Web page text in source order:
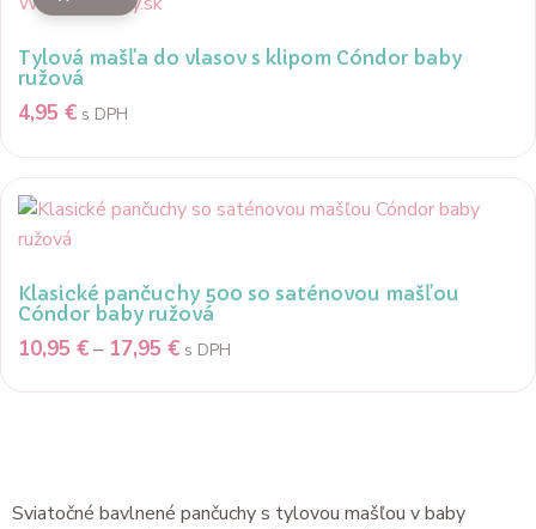
Tylová mašľa do vlasov s klipom Cóndor baby
ružová
4,95 € s DPH
Klasické pančuchy 500 so saténovou mašľou
Cóndor baby ružová
10,95 €– 17,95 € s DPH
Sviatočné bavlnené pančuchy s tylovou mašľou v baby